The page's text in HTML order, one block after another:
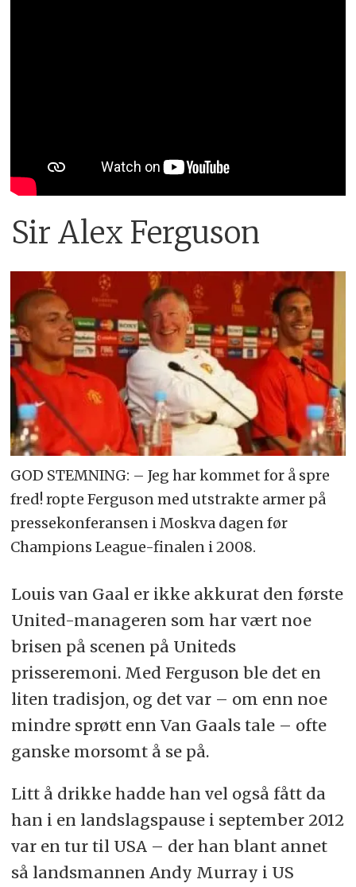
Sir Alex Ferguson
GOD STEMNING: – Jeg har kommet for å spre
fred! ropte Ferguson med utstrakte armer på
pressekonferansen i Moskva dagen før
Champions League-finalen i 2008.
Louis van Gaal er ikke akkurat den første
United-manageren som har vært noe
brisen på scenen på Uniteds
prisseremoni. Med Ferguson ble det en
liten tradisjon, og det var – om enn noe
mindre sprøtt enn Van Gaals tale – ofte
ganske morsomt å se på.
Litt å drikke hadde han vel også fått da
han i en landslagspause i september 2012
var en tur til USA – der han blant annet
så landsmannen Andy Murray i US